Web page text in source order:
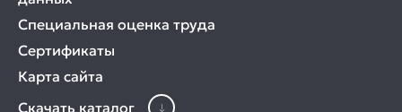
Специальная оценка труда
Сертификаты
Карта сайта
Скачать каталог